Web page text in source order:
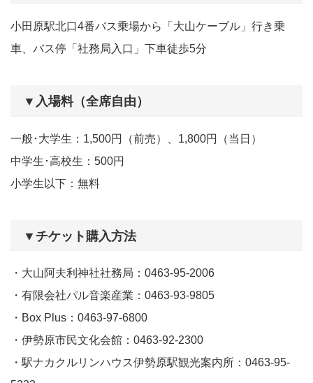
小田原駅北口4番バス乗場から「大山ケーブル」行き乗
車、バス停「社務局入口」下車徒歩5分
▼入場料（全席自由）
一般･大学生：1,500円（前売）、1,800円（当日）
中学生･高校生：500円
小学生以下：無料
▼チケット購入方法
・大山阿夫利神社社務局：0463-95-2006
・有限会社パル音楽産業：0463-93-9805
・Box Plus：0463-97-6800
・伊勢原市民文化会館：0463-92-2300
・駅ナカクルリンハウス伊勢原駅観光案内所：0463-95-